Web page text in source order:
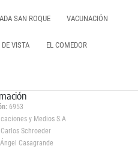
SAN ROQUE VACUNACIÓN
VISTA EL COMEDOR
6953
y Medios S.A
Schroeder
Casagrande